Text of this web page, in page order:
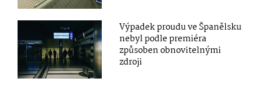
Výpadek proudu ve Španělsku
nebyl podle premiéra
způsoben obnovitelnými
zdroji